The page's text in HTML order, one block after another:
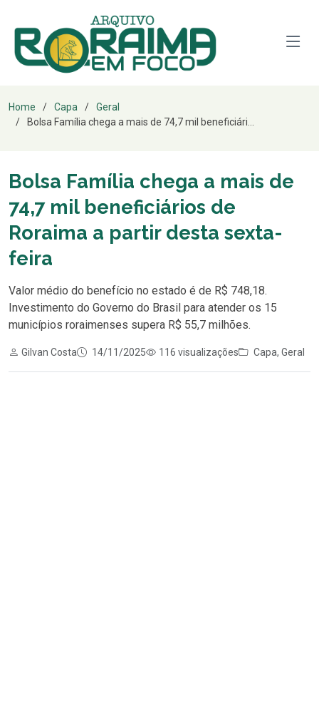
Home Capa
Geral
Bolsa Família chega a mais de 74,7 mil beneficiári...
Bolsa Família chega a mais de
74,7 mil beneficiários de
Roraima a partir desta sexta-
feira
Valor médio do benefício no estado é de R$ 748,18.
Investimento do Governo do Brasil para atender os 15
municípios roraimenses supera R$ 55,7 milhões.
Gilvan Costa 14/11/2025 116 visualizações Capa, Geral